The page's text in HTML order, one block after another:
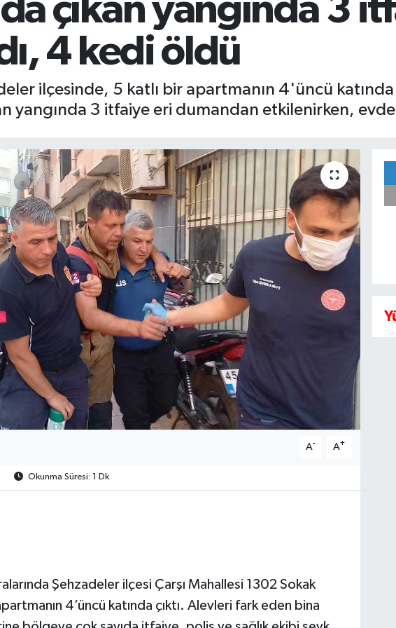
çıkan yangında 3
4 kedi öldü
ilçesinde, 5 katlı bir apartmanın 4'üncü
yangında 3 itfaiye eri dumandan etkilenirken,
A- A+
Okunma Süresi: 1 Dk
Şehzadeler ilçesi Çarşı Mahallesi 1302 Sokak
4’üncü katında çıktı. Alevleri fark eden bina